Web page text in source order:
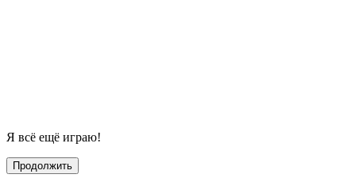
Я всё ещё играю!
Продолжить